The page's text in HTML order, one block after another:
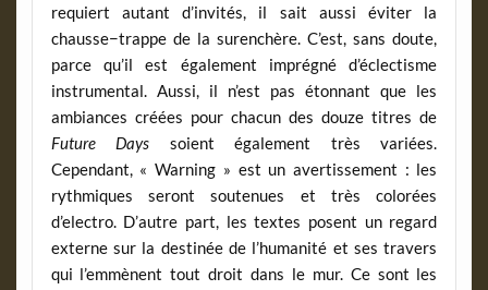
requiert autant d’invités, il sait aussi éviter la
chausse−trappe de la surenchère. C’est, sans doute,
parce qu’il est également imprégné d’éclectisme
instrumental. Aussi, il n’est pas étonnant que les
ambiances créées pour chacun des douze titres de
Future Days soient également très variées.
Cependant, « Warning » est un avertissement : les
rythmiques seront soutenues et très colorées
d’electro. D’autre part, les textes posent un regard
externe sur la destinée de l’humanité et ses travers
qui l’emmènent tout droit dans le mur. Ce sont les